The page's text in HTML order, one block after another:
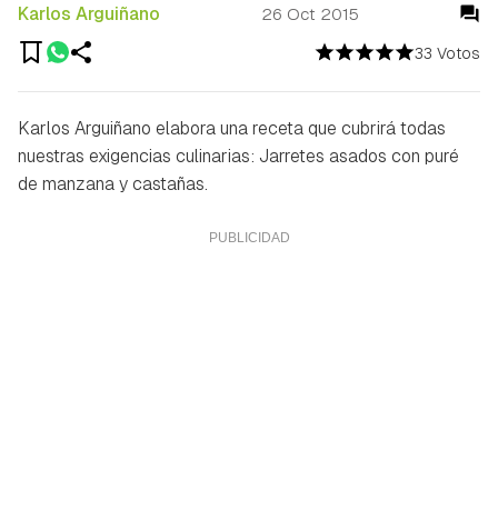
33 Votos
Karlos Arguiñano 26 Oct 2015
Karlos Arguiñano elabora una receta que cubrirá todas
nuestras exigencias culinarias: Jarretes asados con puré
de manzana y castañas.